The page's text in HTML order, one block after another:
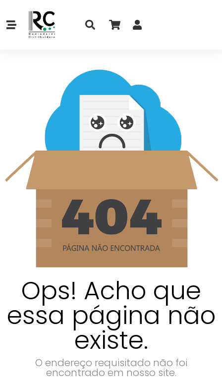
Ops! Acho que
essa página não
existe.
O endereço requisitado não foi
encontrado em nosso site.